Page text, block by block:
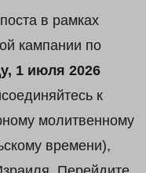
в рамках
кампании по
1 июля 2026
к
молитвенному
времени),